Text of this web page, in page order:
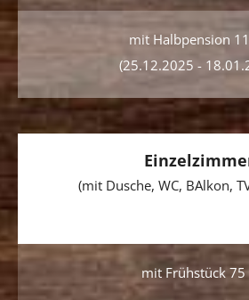
mit Halbpension
(25.12.2025 -
(mit Dusche, WC, BAlkon,
mit Frühstück 75